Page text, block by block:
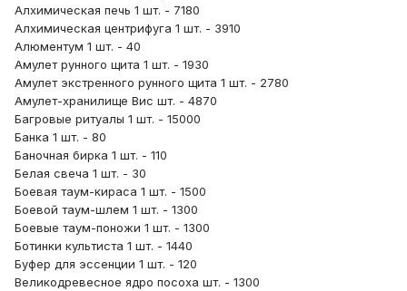
Алхимическая печь 1 шт. - 7180
Алхимическая центрифуга 1 шт. - 3910
Алюментум 1 шт. - 40
Амулет рунного щита 1 шт. - 1930
Амулет экстренного рунного щита 1 шт. - 2780
Амулет-хранилище Вис шт. - 4870
Багровые ритуалы 1 шт. - 15000
Банка 1 шт. - 80
Баночная бирка 1 шт. - 110
Белая свеча 1 шт. - 30
Боевая таум-кираса 1 шт. - 1500
Боевой таум-шлем 1 шт. - 1300
Боевые таум-поножи 1 шт. - 1300
Ботинки культиста 1 шт. - 1440
Буфер для эссенции 1 шт. - 120
Великодревесное ядро посоха шт. - 1300